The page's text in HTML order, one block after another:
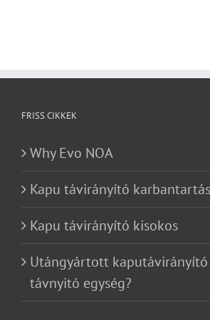
FRISS CIKKEK
Why Evo NOA
Kapu távirányító karbantartás
Kapu távirányító kisokos
Utángyártott kaputávirányító
távnyitó egység?